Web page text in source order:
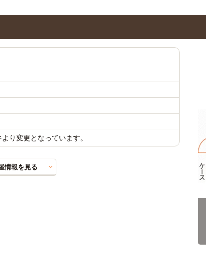
り変更となっています。
情報を見る